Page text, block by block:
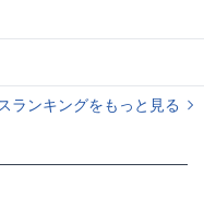
ランキングをもっと見る